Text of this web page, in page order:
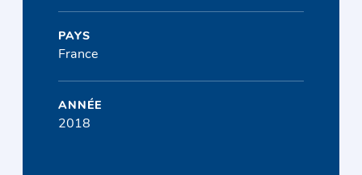
PAYS
France
ANNÉE
2018